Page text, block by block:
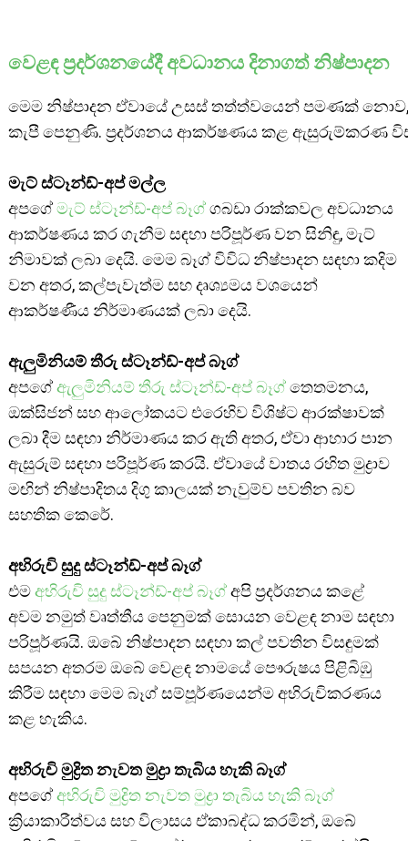
වෙළඳ ප්‍රදර්ශනයේදී අවධානය දිනාගත් නිෂ්පාදන
මෙම නිෂ්පාදන ඒවායේ උසස් තත්ත්වයෙන් පමණක් නොව,
කැපී පෙනුණි. ප්‍රදර්ශනය ආකර්ෂණය කළ ඇසුරුම්කරණ
මැට් ස්ටෑන්ඩ්-අප් මල්ල
අපගේමැට් ස්ටෑන්ඩ්-අප් බෑග්ගබඩා රාක්කවල අවධානය
ආකර්ෂණය කර ගැනීම සඳහා පරිපූර්ණ වන සිනිඳු, මැට්
නිමාවක් ලබා දෙයි. මෙම බෑග් විවිධ නිෂ්පාදන සඳහා කදිම
වන අතර, කල්පැවැත්ම සහ දෘශ්‍යමය වශයෙන්
ආකර්ෂණීය නිර්මාණයක් ලබා දෙයි.
ඇලුමිනියම් තීරු ස්ටෑන්ඩ්-අප් බෑග්
අපගේඇලුමිනියම් තීරු ස්ටෑන්ඩ්-අප් බෑග්තෙතමනය,
ඔක්සිජන් සහ ආලෝකයට එරෙහිව විශිෂ්ට ආරක්ෂාවක්
ලබා දීම සඳහා නිර්මාණය කර ඇති අතර, ඒවා ආහාර පාන
ඇසුරුම් සඳහා පරිපූර්ණ කරයි. ඒවායේ වාතය රහිත මුද්‍රාව
මඟින් නිෂ්පාදිතය දිගු කාලයක් නැවුම්ව පවතින බව
සහතික කෙරේ.
අභිරුචි සුදු ස්ටෑන්ඩ්-අප් බෑග්
එමඅභිරුචි සුදු ස්ටෑන්ඩ්-අප් බෑග්අපි ප්‍රදර්ශනය කළේ
අවම නමුත් වෘත්තීය පෙනුමක් සොයන වෙළඳ නාම සඳහා
පරිපූර්ණයි. ඔබේ නිෂ්පාදන සඳහා කල් පවතින විසඳුමක්
සපයන අතරම ඔබේ වෙළඳ නාමයේ පෞරුෂය පිළිබිඹු
කිරීම සඳහා මෙම බෑග් සම්පූර්ණයෙන්ම අභිරුචිකරණය
කළ හැකිය.
අභිරුචි මුද්‍රිත නැවත මුද්‍රා තැබිය හැකි බෑග්
අපගේඅභිරුචි මුද්‍රිත නැවත මුද්‍රා තැබිය හැකි බෑග්
ක්‍රියාකාරීත්වය සහ විලාසය ඒකාබද්ධ කරමින්, ඔබේ